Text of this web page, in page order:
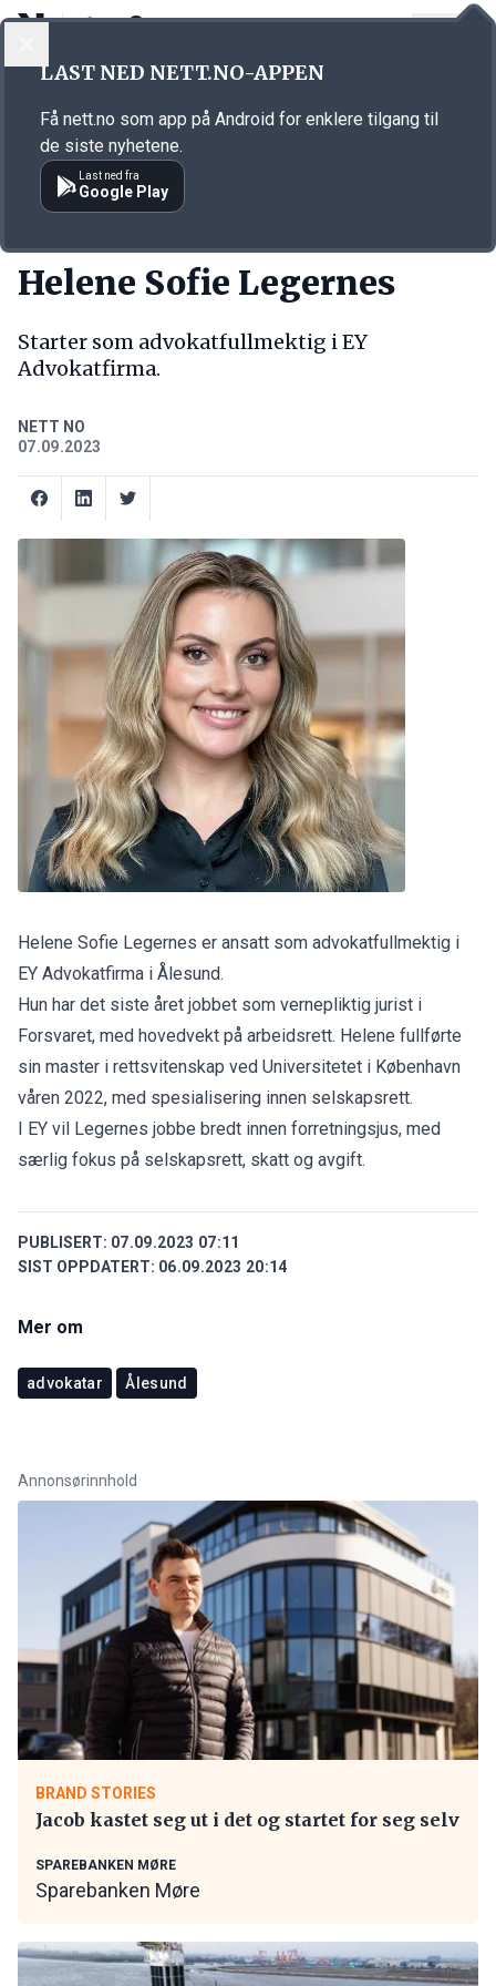
Annonsørinnhold
Helene Sofie Legernes
Starter som advokatfullmektig i EY
Advokatfirma.
NETT NO
07.09.2023
Helene Sofie Legernes er ansatt som advokatfullmektig i
EY Advokatfirma i Ålesund.
Hun har det siste året jobbet som vernepliktig jurist i
Forsvaret, med hovedvekt på arbeidsrett. Helene fullførte
sin master i rettsvitenskap ved Universitetet i København
våren 2022, med spesialisering innen selskapsrett.
I EY vil Legernes jobbe bredt innen forretningsjus, med
særlig fokus på selskapsrett, skatt og avgift.
PUBLISERT: 07.09.2023 07:11
SIST OPPDATERT: 06.09.2023 20:14
Mer om
advokatar Ålesund
Annonsørinnhold
BRAND STORIES
Jacob kastet seg ut i det og startet for seg selv
SPAREBANKEN MØRE
Sparebanken Møre
LAST NED NETT.NO-APPEN
Få nett.no som app på Android for enklere tilgang til
de siste nyhetene.
Last ned fra
Google Play